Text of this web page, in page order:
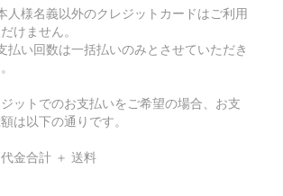
人様名義以外のクレジットカードはご利用
けません。
払い回数は一括払いのみとさせていただき
ットでのお支払いをご希望の場合、お支
は以下の通りです。
金合計 ＋ 送料